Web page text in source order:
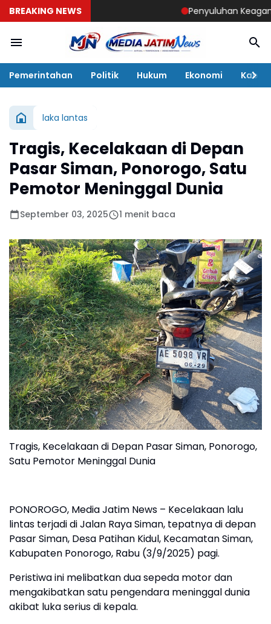
BREAKING NEWS Penyuluhan Keagamaan
Pemerintahan Politik Hukum Ekonomi Kabar
laka lantas
Tragis, Kecelakaan di Depan
Pasar Siman, Ponorogo, Satu
Pemotor Meninggal Dunia
September 03, 2025 1 menit baca
Tragis, Kecelakaan di Depan Pasar Siman, Ponorogo,
Satu Pemotor Meninggal Dunia
PONOROGO, Media Jatim News – Kecelakaan lalu
lintas terjadi di Jalan Raya Siman, tepatnya di depan
Pasar Siman, Desa Patihan Kidul, Kecamatan Siman,
Kabupaten Ponorogo, Rabu (3/9/2025) pagi.
Peristiwa ini melibatkan dua sepeda motor dan
mengakibatkan satu pengendara meninggal dunia
akibat luka serius di kepala.